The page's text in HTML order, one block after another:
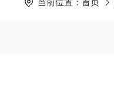
当前位置： 首页